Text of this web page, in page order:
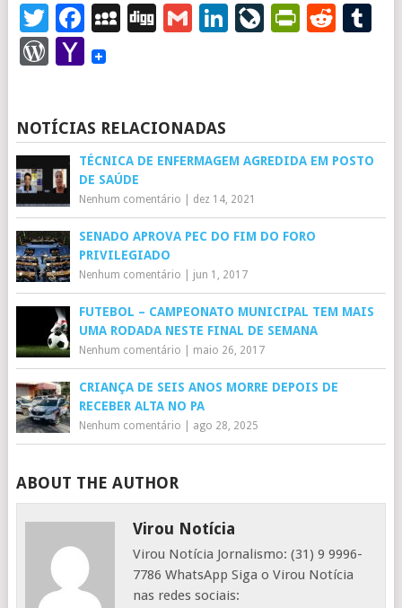
Twitter
Facebook
MySpace
DiggGmailLinkedIn
WordPress
Yahoo
NOTÍCIAS RELACIONADAS
TÉCNICA DE ENFERMAGEM AGREDIDA EM POSTO
DE SAÚDE
Nenhum comentário dez 14, 2021
SENADO APROVA PEC DO FIM DO FORO
PRIVILEGIADO
Nenhum comentário jun 1, 2017
FUTEBOL – CAMPEONATO MUNICIPAL TEM MAIS
UMA RODADA NESTE FINAL DE SEMANA
Nenhum comentário maio 26, 2017
CRIANÇA DE SEIS ANOS MORRE DEPOIS DE
RECEBER ALTA NO PA
Nenhum comentário ago 28, 2025
ABOUT THE AUTHOR
Virou Notícia
Virou Notícia Jornalismo: (31) 9 9996-
7786 WhatsApp Siga o Virou Notícia
nas redes sociais: